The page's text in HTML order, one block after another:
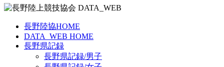
長野陸協HOME
DATA_WEB HOME
長野県記録
長野県記録/男子